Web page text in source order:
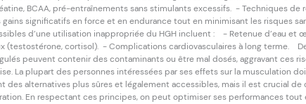
BCAA, pré-entraînements sans stimulants excessifs. - Techniques de
significatifs en force et en endurance tout en minimisant les risques
d’une utilisation inappropriée du HGH incluent : - Retenue d’eau et
cortisol). - Complications cardiovasculaires à long terme.
peuvent contenir des contaminants ou être mal dosés, aggravant ces
La plupart des personnes intéressées par ses effets sur la musculation
alternatives plus sûres et légalement accessibles, mais il est crucial
En respectant ces principes, on peut optimiser ses performances tout